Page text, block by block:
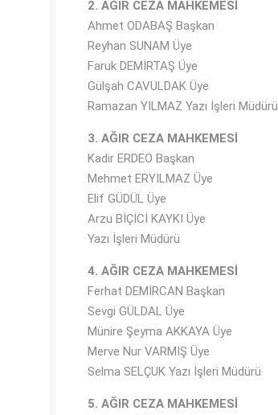
2. AĞIR CEZA MAHKEMESİ
Ahmet ODABAŞ Başkan
Reyhan SUNAM Üye
Faruk DEMİRTAŞ Üye
Gülşah CAVULDAK Üye
Ramazan YILMAZ Yazı İşleri Müdürü
3. AĞIR CEZA MAHKEMESİ
Kadir ERDEO Başkan
Mehmet ERYILMAZ Üye
Elif GÜDÜL Üye
Arzu BİÇİCİ KAYKI Üye
Yazı İşleri Müdürü
4. AĞIR CEZA MAHKEMESİ
Ferhat DEMİRCAN Başkan
Sevgi GÜLDAL Üye
Münire Şeyma AKKAYA Üye
Merve Nur VARMIŞ Üye
Selma SELÇUK Yazı İşleri Müdürü
5. AĞIR CEZA MAHKEMESİ